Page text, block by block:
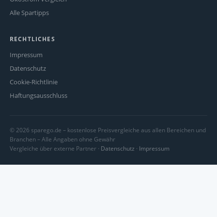
Alle Spartipps
RECHTLICHES
Impressum
Datenschutz
Cookie-Richtlinie
Haftungsausschluss
© 2026 sparego.de – kostenlose Preisvergleiche aus allen Bereichen und
Branchen – Alle Angaben ohne Gewähr
Vergleiche über externe Partner · Datenschutz · Impressum